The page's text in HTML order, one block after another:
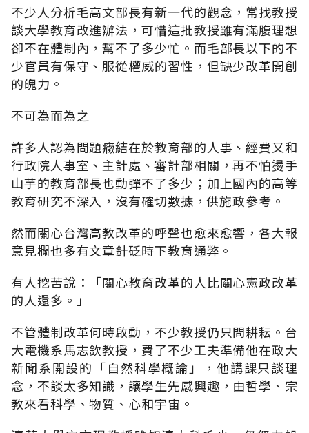
不少人分析毛高文部長有新一代的觀念，常找教授
談大學教育改進辦法，可惜這批教授雖有滿腹理想
卻不在體制內，幫不了多少忙。而毛部長以下的不
少官員有保守、服從權威的習性，但缺少改革開創
的魄力。
不可為而為之
許多人認為問題癥結在於教育部的人事、經費又和
行政院人事室、主計處、審計部相關，再不怕燙手
山芋的教育部長也動彈不了多少；加上國內的高等
教育研究不深入，沒有確切數據，供施政參考。
然而關心台灣高教改革的呼聲也愈來愈響，各大報
意見欄也多有文章針砭時下教育通弊。
有人挖苦說：「關心教育改革的人比關心憲政改革
的人還多。」
不管體制改革何時啟動，不少教授仍只問耕耘。台
大電機系馬志欽教授，費了不少工夫準備他在政大
新聞系開設的「自然科學概論」，他講課只談理
念，不談太多知識，讓學生先感興趣，由哲學、宗
教來看科學、物質、心和宇宙。